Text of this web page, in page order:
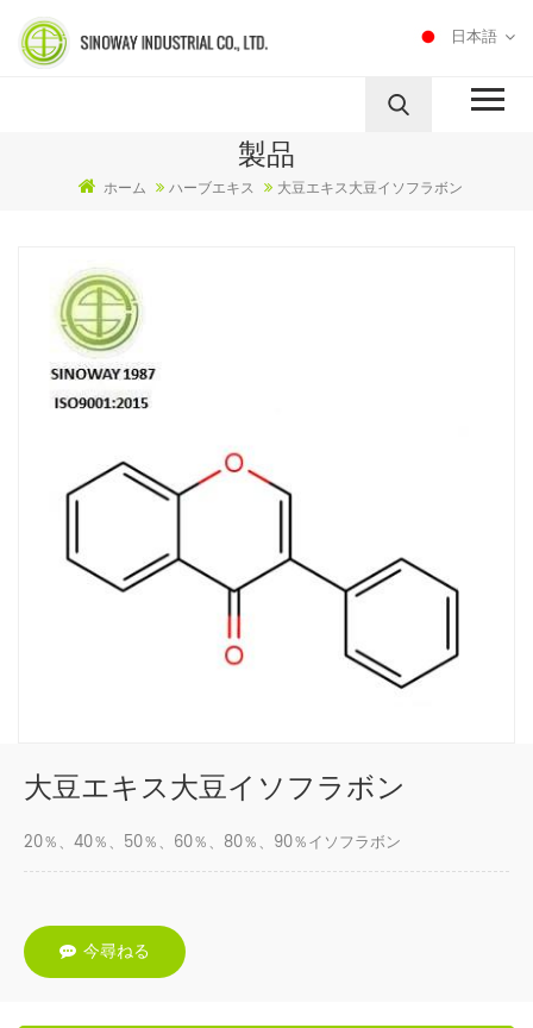
日本語
製品
ホーム ハーブエキス 大豆エキス大豆イソフラボン
大豆エキス大豆イソフラボン
20％、40％、50％、60％、80％、90％イソフラボン
今尋ねる